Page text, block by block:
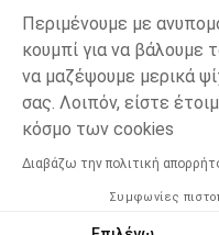
Περιμένουμε με
κουμπί για να βάλουμε
να μαζέψουμε μερικά
σας. Λοιπόν, είστε
κόσμο των cookies
Διαβάζω την πολιτική
Συμφωνίες
Λευκό
ΕΠΙΛΟΓΗ
H Orchestra συμμετέχει
μεσολάβησης της Γαλλικής